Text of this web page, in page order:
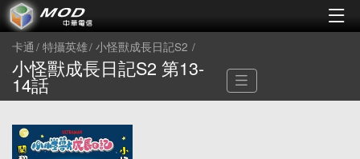
卡通 特攝英雄 小怪獸成長日記S2
小怪獸成長日記S2 第13-
14話